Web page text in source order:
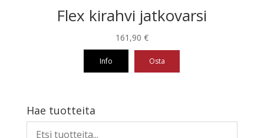
Flex kirahvi jatkovarsi
161,90 €
Info Osta
Hae tuotteita